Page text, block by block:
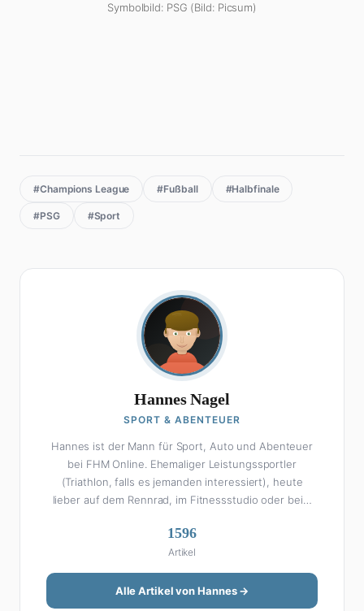
Symbolbild: PSG (Bild: Picsum)
#Champions League #Fußball #Halbfinale
#PSG #Sport
Hannes Nagel
SPORT & ABENTEUER
Hannes ist der Mann für Sport, Auto und Abenteuer
bei FHM Online. Ehemaliger Leistungssportler
(Triathlon, falls es jemanden interessiert), heute
lieber auf dem Rennrad, im Fitnessstudio oder beim
enzyklopädisch: Egal ob Bundesliga-Analyse, Formel 1,
UFC oder Olympia – Hannes liefert fundierte
Einschätzungen mit der Leidenschaft eines echten
Fans. Aber Sport ist nur die halbe Miete: Hannes ist
auch unser Auto-Experte. Vom Elektro-SUV bis zum
1596
Artikel
Alle Artikel von Hannes →